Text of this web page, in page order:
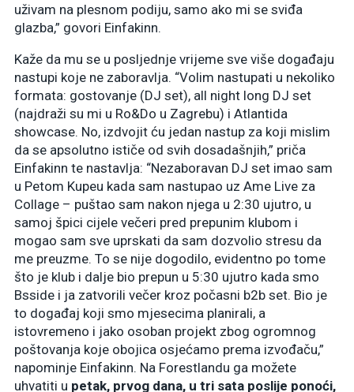
uživam na plesnom podiju, samo ako mi se sviđa
glazba,” govori Einfakinn.
Kaže da mu se u posljednje vrijeme sve više događaju
nastupi koje ne zaboravlja. “Volim nastupati u nekoliko
formata: gostovanje (DJ set), all night long DJ set
(najdraži su mi u Ro&Do u Zagrebu) i Atlantida
showcase. No, izdvojit ću jedan nastup za koji mislim
da se apsolutno ističe od svih dosadašnjih,” priča
Einfakinn te nastavlja: “Nezaboravan DJ set imao sam
u Petom Kupeu kada sam nastupao uz Ame Live za
Collage – puštao sam nakon njega u 2:30 ujutro, u
samoj špici cijele večeri pred prepunim klubom i
mogao sam sve uprskati da sam dozvolio stresu da
me preuzme. To se nije dogodilo, evidentno po tome
što je klub i dalje bio prepun u 5:30 ujutro kada smo
Bsside i ja zatvorili večer kroz počasni b2b set. Bio je
to događaj koji smo mjesecima planirali, a
istovremeno i jako osoban projekt zbog ogromnog
poštovanja koje obojica osjećamo prema izvođaču,”
napominje Einfakinn. Na Forestlandu ga možete
uhvatiti u petak, prvog dana, u tri sata poslije ponoći,